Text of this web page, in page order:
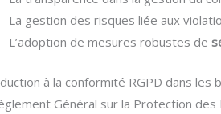
La gestion des risques liée aux
L’adoption de mesures robustes de
à la conformité RGPD dans les
Général sur la Protection des